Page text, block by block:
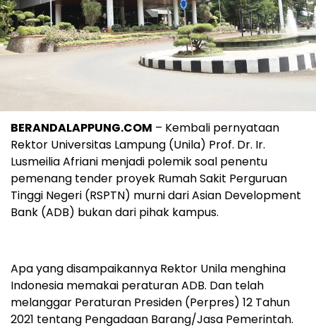
BERANDALAPPUNG.COM – Kembali pernyataan
Rektor Universitas Lampung (Unila) Prof. Dr. Ir.
Lusmeilia Afriani menjadi polemik soal penentu
pemenang tender proyek Rumah Sakit Perguruan
Tinggi Negeri (RSPTN) murni dari Asian Development
Bank (ADB) bukan dari pihak kampus.
Apa yang disampaikannya Rektor Unila menghina
Indonesia memakai peraturan ADB. Dan telah
melanggar Peraturan Presiden (Perpres) 12 Tahun
2021 tentang Pengadaan Barang/Jasa Pemerintah.